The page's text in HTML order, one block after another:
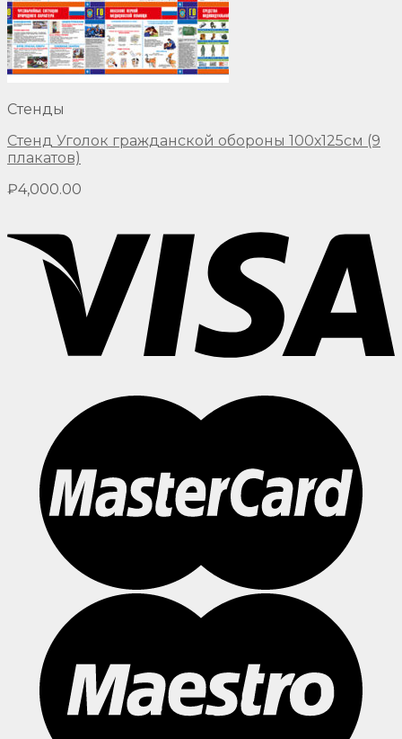
Стенды
Стенд Уголок гражданской обороны 100х125см (9
плакатов)
₽4,000.00